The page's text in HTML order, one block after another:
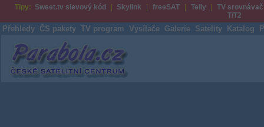
Tipy: Sweet.tv slevový kód Skylink freeSAT Telly
TV srovnávač
T/T2
Přehledy ČS pakety TV program Vysílače Galerie Satelity Katalog
Parabola.cz